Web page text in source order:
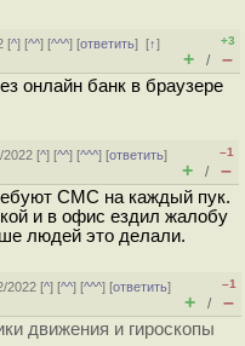
[^] [^^] [^^^] [ответить][↑]
+3
+ / –
онлайн банк в браузере
2022 [^] [^^] [^^^] [ответить]
–1
+ / –
СМС на каждый пук.
и в офис ездил жалобу
людей это делали.
2022 [^] [^^] [^^^] [ответить]
–1
+ / –
движения и гироскопы